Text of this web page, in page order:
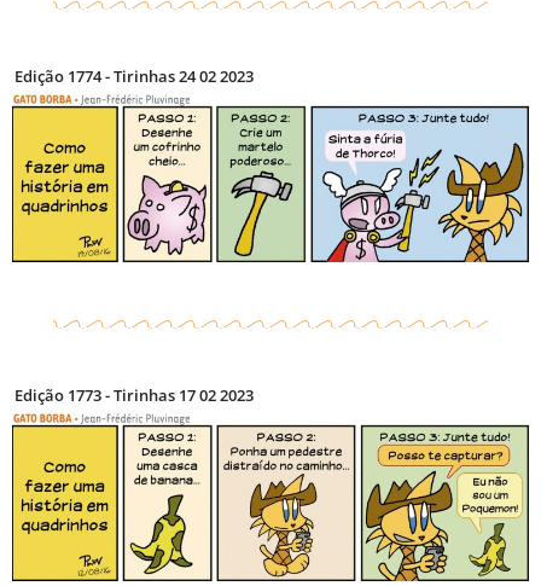
Edição 1774 - Tirinhas 24 02 2023
Edição 1773 - Tirinhas 17 02 2023